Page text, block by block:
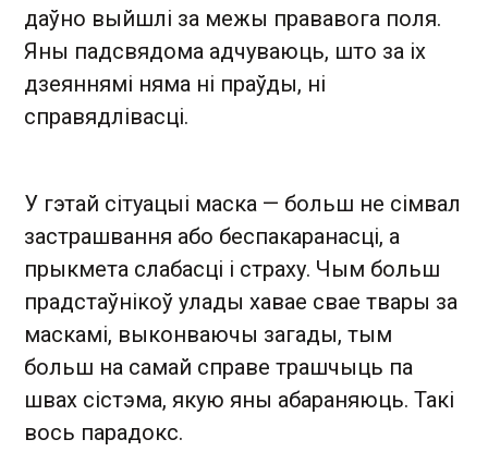
даўно выйшлі за межы прававога поля.
Яны падсвядома адчуваюць, што за іх
дзеяннямі няма ні праўды, ні
справядлівасці.
У гэтай сітуацыі маска — больш не сімвал
застрашвання або беспакаранасці, а
прыкмета слабасці і страху. Чым больш
прадстаўнікоў улады хавае свае твары за
маскамі, выконваючы загады, тым
больш на самай справе трашчыць па
швах сістэма, якую яны абараняюць. Такі
вось парадокс.